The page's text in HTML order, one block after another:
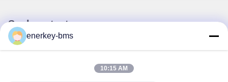
Snel contact
Gebied A, negende verdieping, gebouw G, Guancheng Low
Carbon Industrial Park, Shangcun Community, Gongming
enerkey-bms
10:15 AM